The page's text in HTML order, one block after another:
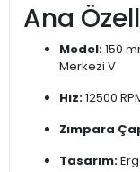
Ana
Model:150
Merkezi V
Hız:12500
Zımpara
Tasarım: